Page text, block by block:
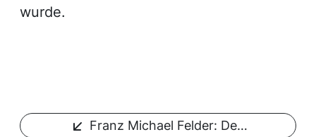
wurde.
Franz Michael Felder: De…